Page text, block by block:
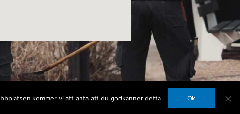
kommer vi att anta att du godkänner detta. Ok